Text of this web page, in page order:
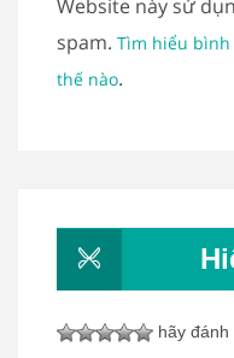
Website này sử
spam. Tìm hiểu
thế nào.
hãy